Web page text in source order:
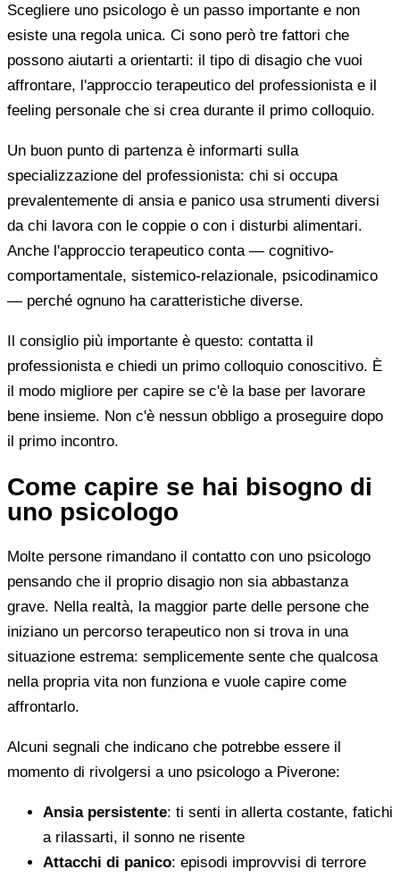
Scegliere uno psicologo è un passo importante e non
esiste una regola unica. Ci sono però tre fattori che
possono aiutarti a orientarti: il tipo di disagio che vuoi
affrontare, l'approccio terapeutico del professionista e il
feeling personale che si crea durante il primo colloquio.
Un buon punto di partenza è informarti sulla
specializzazione del professionista: chi si occupa
prevalentemente di ansia e panico usa strumenti diversi
da chi lavora con le coppie o con i disturbi alimentari.
Anche l'approccio terapeutico conta — cognitivo-
comportamentale, sistemico-relazionale, psicodinamico
— perché ognuno ha caratteristiche diverse.
Il consiglio più importante è questo: contatta il
professionista e chiedi un primo colloquio conoscitivo. È
il modo migliore per capire se c'è la base per lavorare
bene insieme. Non c'è nessun obbligo a proseguire dopo
il primo incontro.
Come capire se hai bisogno di
uno psicologo
Molte persone rimandano il contatto con uno psicologo
pensando che il proprio disagio non sia abbastanza
grave. Nella realtà, la maggior parte delle persone che
iniziano un percorso terapeutico non si trova in una
situazione estrema: semplicemente sente che qualcosa
nella propria vita non funziona e vuole capire come
affrontarlo.
Alcuni segnali che indicano che potrebbe essere il
momento di rivolgersi a uno psicologo a Piverone:
Ansia persistente: ti senti in allerta costante, fatichi
a rilassarti, il sonno ne risente
Attacchi di panico: episodi improvvisi di terrore